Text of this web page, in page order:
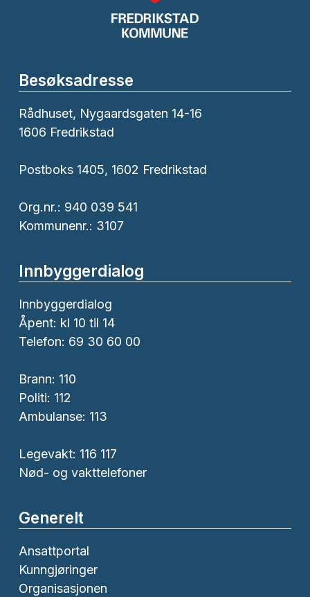
Besøksadresse
Rådhuset, Nygaardsgaten 14-16
1606 Fredrikstad
Postboks 1405, 1602 Fredrikstad
Org.nr.: 940 039 541
Kommunenr.: 3107
Innbyggerdialog
Innbyggerdialog
Åpent: kl 10 til 14
Telefon: 69 30 60 00
Brann: 110
Politi: 112
Ambulanse: 113
Legevakt: 116 117
Nød- og vakttelefoner
Generelt
Ansattportal
Kunngjøringer
Organisasjonen